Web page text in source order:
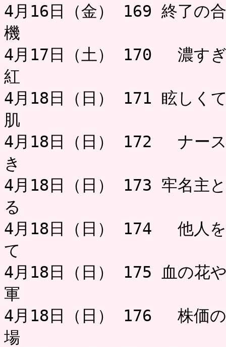
4月16日（金） 169 終了の
機 ミャ
4月17日（土） 170 濃すぎ
紅
4月18日（日） 171 眩しく
肌
4月18日（日） 172 ナース
き ミャ－
4月18日（日） 173 牢名主
る
4月18日（日） 174 他人を
て お
4月18日（日） 175 血の花
軍
4月18日（日） 176 株価の
場